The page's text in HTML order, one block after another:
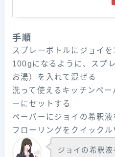
手順
スプレーボトルにジョイを
100gになるように、スプ
お湯）を入れて混ぜる
洗って使えるキッチンペ
ーにセットする
ペーパーにジョイの希釈液
フローリングをクイック
ジョイの希釈